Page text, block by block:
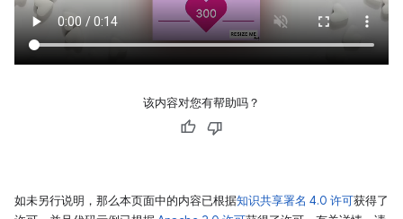
该内容对您有帮助吗？
如未另行说明，那么本页面中的内容已根据知识共享署名 4.0 许可获得了